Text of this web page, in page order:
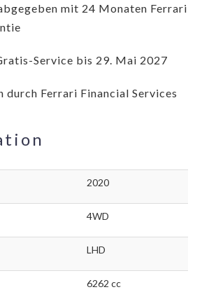
mit 24 Monaten Ferrari
Service bis 29. Mai 2027
durch Ferrari Financial Services
2020
4WD
LHD
6262 cc